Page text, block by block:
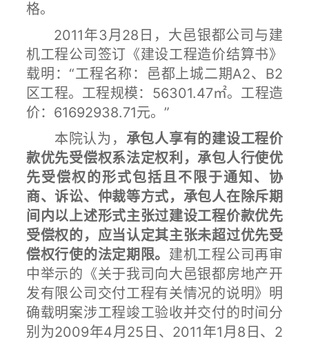
格。
2011年3月28日，大邑银都公司与建
机工程公司签订《建设工程造价结算书》
载明：“工程名称：邑都上城二期A2、B2
区工程。工程规模：56301.47㎡。工程造
价：61692938.71元。”
本院认为， 承包人享有的建设工程价
款优先受偿权系法定权利，承包人行使优
先受偿权的形式包括且不限于通知、协
商、诉讼、仲裁等方式，承包人在除斥期
间内以上述形式主张过建设工程价款优先
受偿权的，应当认定其主张未超过优先受
偿权行使的法定期限。 建机工程公司再审
中举示的《关于我司向大邑银都房地产开
发有限公司交付工程有关情况的说明》明
确载明案涉工程竣工验收并交付的时间分
别为2009年4月25日、2011年1月8日、2